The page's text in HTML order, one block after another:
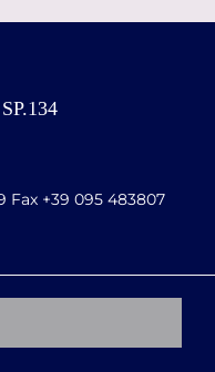
Fax +39 095 483807